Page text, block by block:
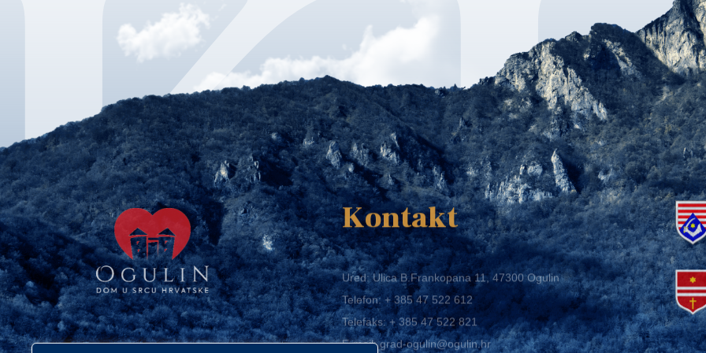
Kontakt
Ured: Ulica B.Frankopana 11, 47300 Ogulin
Telefon:+ 385 47 522 612
Telefaks:+ 385 47 522 821
E-mail:grad-ogulin@ogulin.hr